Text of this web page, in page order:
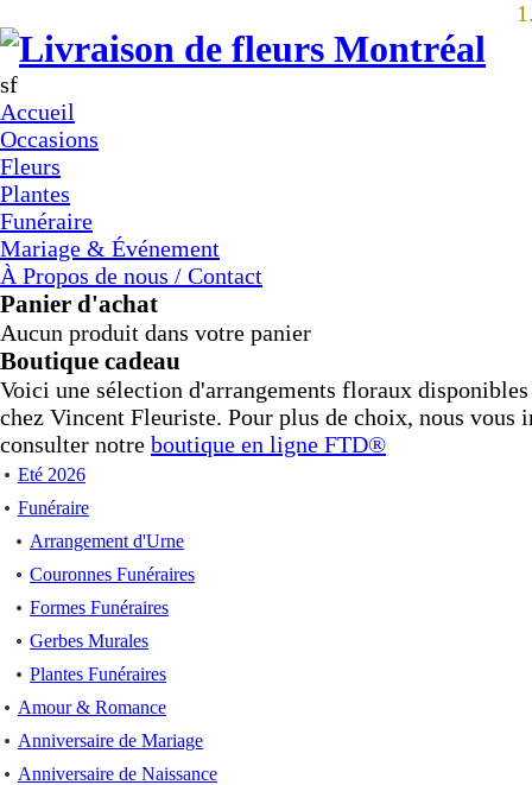
sf
Accueil
Occasions
Fleurs
Plantes
Funéraire
Mariage & Événement
À Propos de nous / Contact
Panier d'achat
Aucun produit dans votre panier
Boutique cadeau
Voici une sélection d'arrangements floraux
chez Vincent Fleuriste. Pour plus de choix, nous vous
consulter notre boutique en ligne FTD®
Eté 2026
Funéraire
Arrangement d'Urne
Couronnes Funéraires
Formes Funéraires
Gerbes Murales
Plantes Funéraires
Amour & Romance
Anniversaire de Mariage
Anniversaire de Naissance